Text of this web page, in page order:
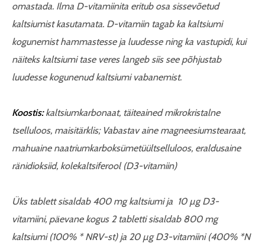
omastada. Ilma D-vitamiinita eritub osa sissevõetud
kaltsiumist kasutamata. D-vitamiin tagab ka kaltsiumi
kogunemist hammastesse ja luudesse ning ka vastupidi, kui
näiteks kaltsiumi tase veres langeb siis see põhjustab
luudesse kogunenud kaltsiumi vabanemist.
Koostis:kaltsiumkarbonaat, täiteained mikrokristalne
tselluloos, maisitärklis; Vabastav aine magneesiumstearaat,
mahuaine naatriumkarboksümetüültselluloos, eraldusaine
ränidioksiid, kolekaltsiferool(D3-vitamiin)
Üks tablett sisaldab 400 mg kaltsiumi ja 10 µg D3-
vitamiini, päevane kogus 2 tabletti sisaldab 800 mg
kaltsiumi (100% * NRV-st) ja 20 µg D3-vitamiini (400% *N